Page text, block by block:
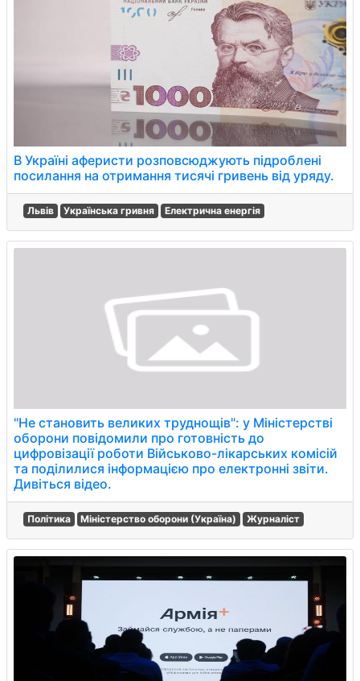
В Україні аферисти розповсюджують підроблені
посилання на отримання тисячі гривень від уряду.
Львів Українська гривня Електрична енергія
"Не становить великих труднощів": у Міністерстві
оборони повідомили про готовність до
цифровізації роботи Військово-лікарських комісій
та поділилися інформацією про електронні звіти.
Дивіться відео.
Політика Міністерство оборони (Україна) Журналіст